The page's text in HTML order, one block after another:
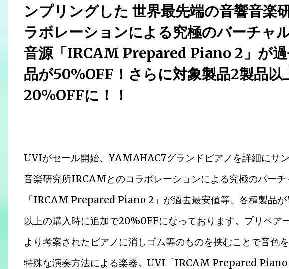
ンプリングした 世界最先端の音響音楽
ラボレーションによる究極のバーチャ
音源「IRCAM Prepared Piano 2」が過
品が50%OFF！さらに対象製品2製品以
20%OFFに！！
UVIがセール開始、YAMAHAC7グランドピアノを詳細にサ
音楽研究所IRCAMとのコラボレーションによる究極のバー
「IRCAM Prepared Piano 2」が過去最安値等、各種製品
以上の購入時に追加で20%OFFになっております。プリペア
より考案されたピアノに消しゴム等のものを挟むことで音色
特殊な演奏方法による楽器。UVI「IRCAM Prepared Piano